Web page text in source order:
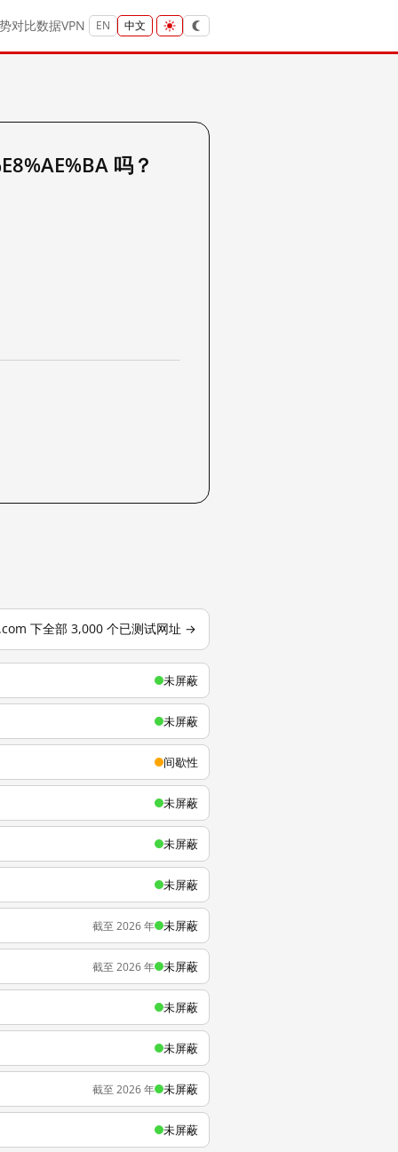
对比数据VPN EN 中文
吗？
下全部 3,000 个已测试网址 →
未屏蔽
未屏蔽
间歇性
未屏蔽
未屏蔽
未屏蔽
截至 2026 年 未屏蔽
截至 2026 年 未屏蔽
未屏蔽
未屏蔽
截至 2026 年 未屏蔽
未屏蔽